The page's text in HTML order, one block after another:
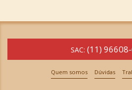
SAC: (11)
Quem somos Dúvidas